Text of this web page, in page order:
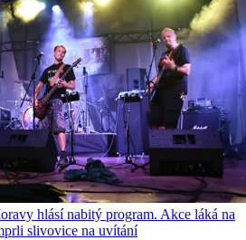
hlásí nabitý program. Akce láká na
slivovice na uvítání